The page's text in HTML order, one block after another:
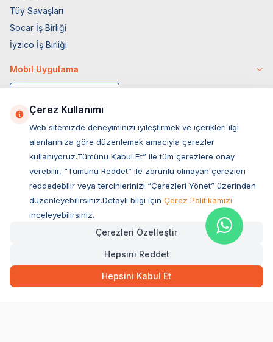
540,00TL Hızlı Teslimat
SEPETE EKLE
Tüy Savaşları
Socar İş Birliği
İyzico İş Birliği
Mobil Uygulama
Müşteri Hizmetleri
Sıkça Sorulan Sorular
Ovacık Mah. Hacıoğlu Sok. No:13 Başiskele / KOCAELİ
Müşteri Destek Hattı
Çerez Kullanımı
Web sitemizde deneyiminizi iyileştirmek ve içerikleri ilgi
alanlarınıza göre düzenlemek amacıyla çerezler
kullanıyoruz.Tümünü Kabul Et” ile tüm çerezlere onay
verebilir, “Tümünü Reddet” ile zorunlu olmayan çerezleri
reddedebilir veya tercihlerinizi “Çerezleri Yönet” üzerinden
düzenleyebilirsiniz.Detaylı bilgi için Çerez Politikamızı
inceleyebilirsiniz.
Çerezleri Özelleştir
Hepsini Reddet
Hepsini Kabul Et